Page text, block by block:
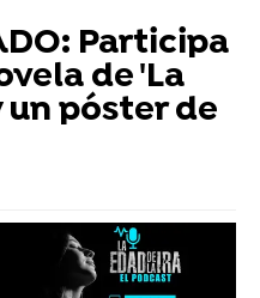
Participa
de 'La
un póster de